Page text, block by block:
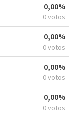
0,00%
0 votos
0,00%
0 votos
0,00%
0 votos
0,00%
0 votos